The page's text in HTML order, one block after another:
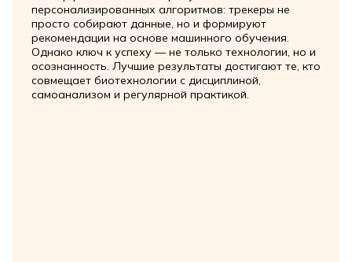
персонализированных алгоритмов: трекеры не
просто собирают данные, но и формируют
рекомендации на основе машинного обучения.
Однако ключ к успеху — не только технологии, но и
осознанность. Лучшие результаты достигают те, кто
совмещает биотехнологии с дисциплиной,
самоанализом и регулярной практикой.